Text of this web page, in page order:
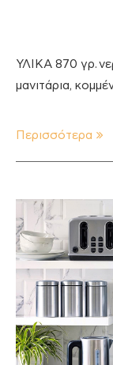
ΥΛΙΚΑ 870 γρ.
μανιτάρια,
Περισσότερα